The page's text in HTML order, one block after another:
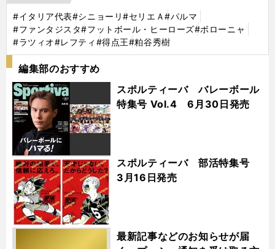
#イタリア代表#シニョーリ#セリエＡ#パルマ
#ファンタジスタ#フットボール・ヒーローズ#ボローニャ
#ラツィオ#レフティ #得点王#粕谷秀樹
編集部のおすすめ
スポルティーバ バレーボール
特集号 Vol.4 6月30日発売
スポルティーバ 部活特集号
3月16日発売
最新記事などのお知らせが届